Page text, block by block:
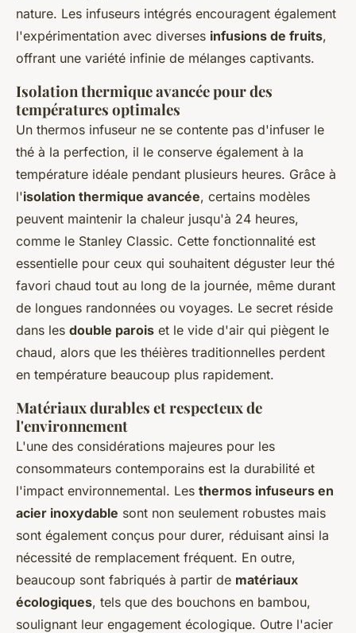
nature. Les infuseurs intégrés encouragent également
l'expérimentation avec diverses infusions de fruits,
offrant une variété infinie de mélanges captivants.
Isolation thermique avancée pour des
températures optimales
Un thermos infuseur ne se contente pas d'infuser le
thé à la perfection, il le conserve également à la
température idéale pendant plusieurs heures. Grâce à
l'isolation thermique avancée, certains modèles
peuvent maintenir la chaleur jusqu'à 24 heures,
comme le Stanley Classic. Cette fonctionnalité est
essentielle pour ceux qui souhaitent déguster leur thé
favori chaud tout au long de la journée, même durant
de longues randonnées ou voyages. Le secret réside
dans les double parois et le vide d'air qui piègent le
chaud, alors que les théières traditionnelles perdent
en température beaucoup plus rapidement.
Matériaux durables et respecteux de
l'environnement
L'une des considérations majeures pour les
consommateurs contemporains est la durabilité et
l'impact environnemental. Les thermos infuseurs en
acier inoxydable sont non seulement robustes mais
sont également conçus pour durer, réduisant ainsi la
nécessité de remplacement fréquent. En outre,
beaucoup sont fabriqués à partir de matériaux
écologiques, tels que des bouchons en bambou,
soulignant leur engagement écologique. Outre l'acier